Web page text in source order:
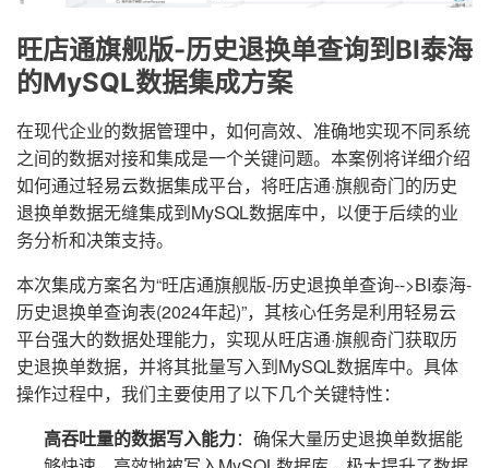
旺店通旗舰版-历史退换单查询到BI泰海
的MySQL数据集成方案
在现代企业的数据管理中，如何高效、准确地实现不同系统
之间的数据对接和集成是一个关键问题。本案例将详细介绍
如何通过轻易云数据集成平台，将旺店通·旗舰奇门的历史
退换单数据无缝集成到MySQL数据库中，以便于后续的业
务分析和决策支持。
本次集成方案名为“旺店通旗舰版-历史退换单查询-->BI泰海-
历史退换单查询表(2024年起)”，其核心任务是利用轻易云
平台强大的数据处理能力，实现从旺店通·旗舰奇门获取历
史退换单数据，并将其批量写入到MySQL数据库中。具体
操作过程中，我们主要使用了以下几个关键特性：
高吞吐量的数据写入能力：确保大量历史退换单数据能